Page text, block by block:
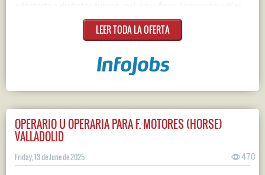
festivos, según las necesidades de la tienda.Contrato: De
duración determinadaJornada: Parcial - Indiferente
LEER TODA LA OFERTA
OPERARIO U OPERARIA PARA F. MOTORES (HORSE)
VALLADOLID
Friday, 13 de June de 2025 470